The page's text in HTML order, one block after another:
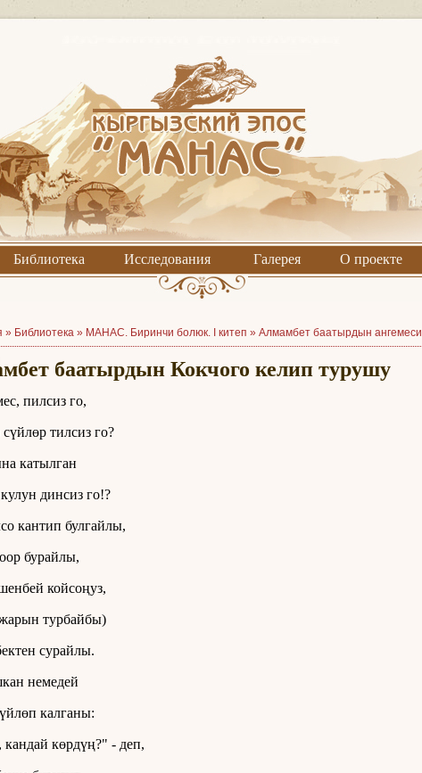
Библиотека Исследования Галерея О проекте
» Библиотека » МАНАС. Биринчи болюк. I китеп » Алмамбет баатырдын ангемеси
баатырдын Кокчого келип турушу
пилсиз го,
сүйлөр тилсиз го?
катылган
динсиз го!?
кантип булгайлы,
бурайлы,
койсоңуз,
турбайбы)
сурайлы.
немедей
калганы:
көрдүң?" - деп,